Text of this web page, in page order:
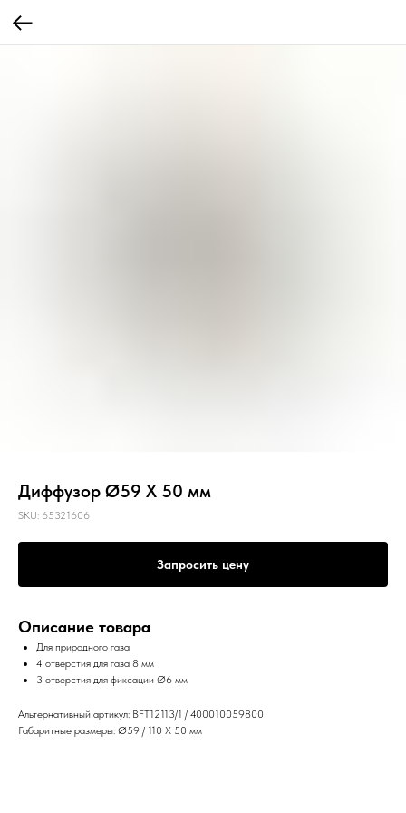
Диффузор Ø59 X 50 мм
SKU: 65321606
Запросить цену
Описание товара
Для природного газа
4 отверстия для газа 8 мм
3 отверстия для фиксации Ø6 мм
Альтернативный артикул: BFT12113/1 / 400010059800
Габаритные размеры: Ø59 / 110 X 50 мм